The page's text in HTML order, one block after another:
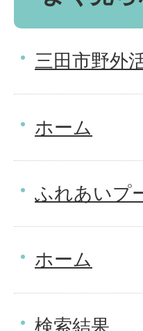
三田市野外
ホーム
ふれあいプ
ホーム
検索結果